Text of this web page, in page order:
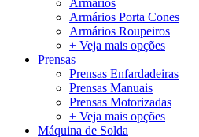
Armários
Armários Porta Cones
Armários Roupeiros
+ Veja mais opções
Prensas
Prensas Enfardadeiras
Prensas Manuais
Prensas Motorizadas
+ Veja mais opções
Máquina de Solda